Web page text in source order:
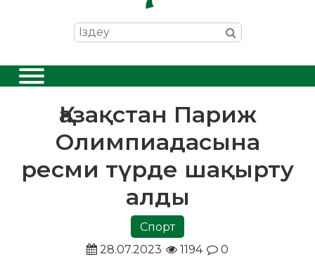
Қазақстан Париж
Олимпиадасына
ресми түрде шақырту
алды
Спорт
28.07.2023
1194 0